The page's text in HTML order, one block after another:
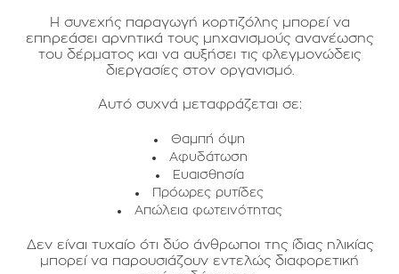
Η συνεχής παραγωγή κορτιζόλης μπορεί να
επηρεάσει αρνητικά τους μηχανισμούς ανανέωσης
του δέρματος και να αυξήσει τις φλεγμονώδεις
διεργασίες στον οργανισμό.
Αυτό συχνά μεταφράζεται σε:
Θαμπή όψη
Αφυδάτωση
Ευαισθησία
Πρόωρες ρυτίδες
Απώλεια φωτεινότητας
Δεν είναι τυχαίο ότι δύο άνθρωποι της ίδιας ηλικίας
μπορεί να παρουσιάζουν εντελώς διαφορετική